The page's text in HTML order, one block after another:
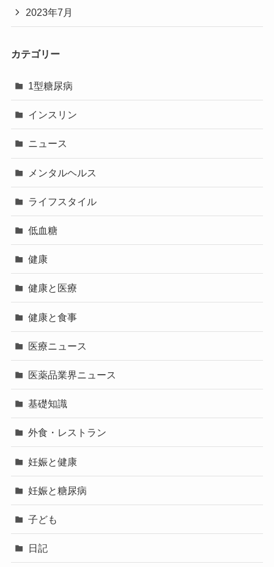
2023年7月
カテゴリー
1型糖尿病
インスリン
ニュース
メンタルヘルス
ライフスタイル
低血糖
健康
健康と医療
健康と食事
医療ニュース
医薬品業界ニュース
基礎知識
外食・レストラン
妊娠と健康
妊娠と糖尿病
子ども
日記